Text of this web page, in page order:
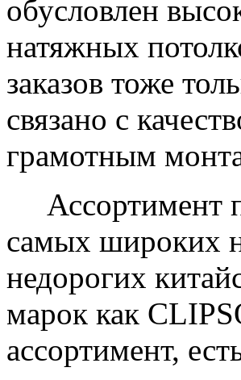
обусловлен
натяжных
заказов тоже
связано с
грамотным
Ассортимент
самых широких
недорогих
марок как
ассортимент,